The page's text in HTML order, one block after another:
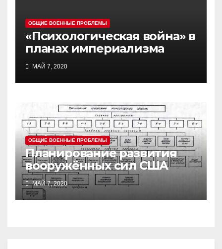
ОБЩИЕ ВОЕННЫЕ ПРОБЛЕМЫ
«Психологическая война» в
планах империализма
МАЙ 7, 2020
ОБЩИЕ ВОЕННЫЕ ПРОБЛЕМЫ
Планирование развития
вооружённых сил США
МАЙ 7, 2020